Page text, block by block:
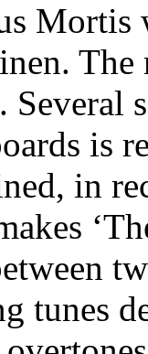
Mortis
Several
is
in
tunes